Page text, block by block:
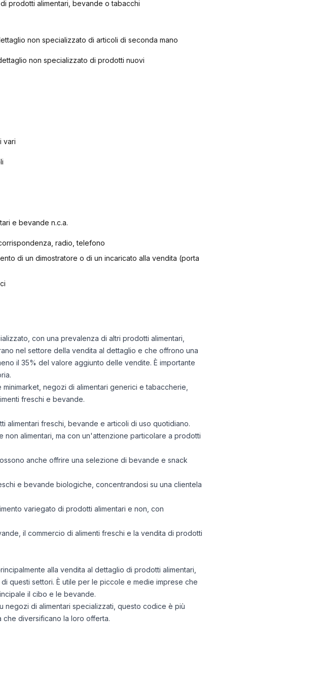
prodotti alimentari, bevande o tabacchi
non specializzato di articoli di seconda mano
non specializzato di prodotti nuovi
vari
e bevande n.c.a.
radio, telefono
di un dimostratore o di un incaricato alla vendita (porta
con una prevalenza di altri prodotti alimentari,
nel settore della vendita al dettaglio e che offrono una
il 35% del valore aggiunto delle vendite. È importante
negozi di alimentari generici e tabaccherie,
freschi e bevande.
alimentari freschi, bevande e articoli di uso quotidiano.
non alimentari, ma con un'attenzione particolare a prodotti
anche offrire una selezione di bevande e snack
e bevande biologiche, concentrandosi su una clientela
variegato di prodotti alimentari e non, con
il commercio di alimenti freschi e la vendita di prodotti
alla vendita al dettaglio di prodotti alimentari,
questi settori. È utile per le piccole e medie imprese che
il cibo e le bevande.
negozi di alimentari specializzati, questo codice è più
che diversificano la loro offerta.